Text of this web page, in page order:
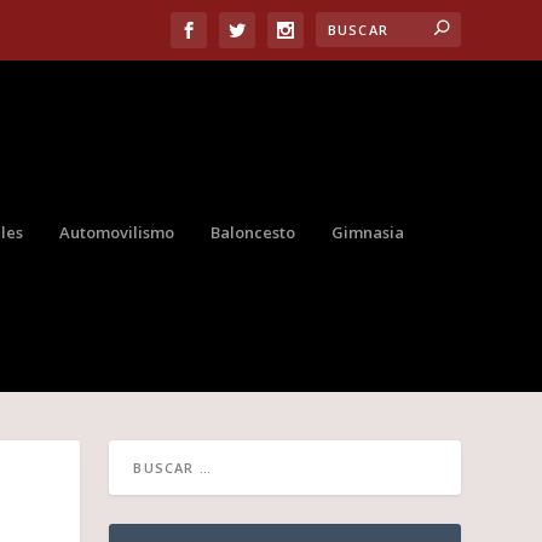
Automovilismo Baloncesto Gimnasia